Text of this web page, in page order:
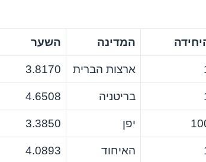
המדינה השער
ארצות הברית 3.8170
בריטניה 4.6508
יפן 3.3850
האיחוד
4.0893